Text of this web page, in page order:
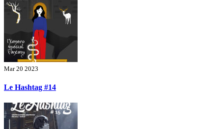
Mar 20 2023
Le Hashtag #14